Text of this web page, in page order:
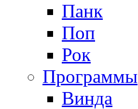
Панк
Поп
Рок
Программы
Винда